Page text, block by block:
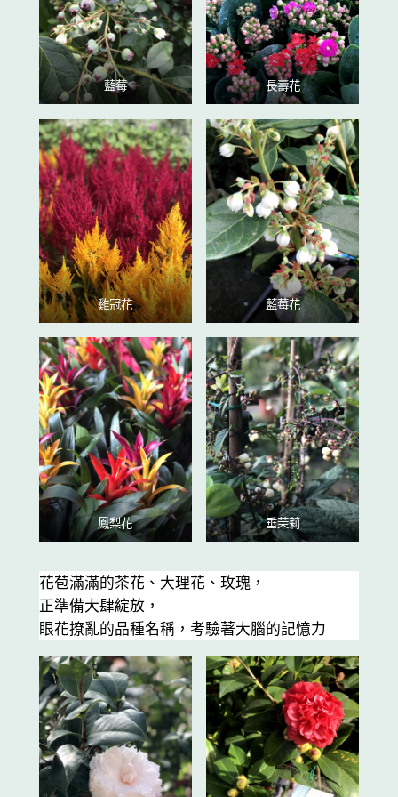
藍莓 長壽花
雞冠花 藍莓花
鳳梨花 垂茉莉
花苞滿滿的茶花、大理花、玫瑰，
正準備大肆綻放，
眼花撩亂的品種名稱，考驗著大腦的記憶力